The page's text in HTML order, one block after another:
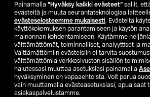
Painamalla ”Hyväksy kaikki evästeet” sallit,
evästeitä ja muuta seurantateknologiaa
evästeselosteemme mukaisesti. Evästeitä
käyttökokemuksen parantamiseen ja käytön
mainonnan kohdentamiseen. Käytämme
välttämättömät, toiminnalliset, analyyttiset ja
Välttämättömiin evästeisiin ei tarvita
välttämättömiä verkkosivuston sisällön
halutessasi muuttaa asetuksiasi painamalla
hyväksyminen on vapaaehtoista. Voit perua
vain muuttamalla evästeasetuksiasi, apua saat
asiakaspalvelustamme.
SE NO FI
FI SV